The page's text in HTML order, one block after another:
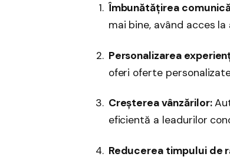
Îmbunătățirea
mai bine, având acces
Personalizarea
oferi oferte
Creșterea vânzărilor:
eficientă a leadurilor
Reducerea timpului de